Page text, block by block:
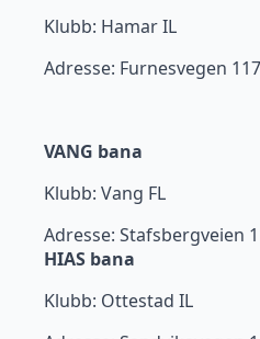
Klubb: Hamar IL
Adresse: Furnesvegen
VANG bana
Klubb: Vang FL
Adresse: Stafsbergveien
HIAS bana
Klubb: Ottestad IL